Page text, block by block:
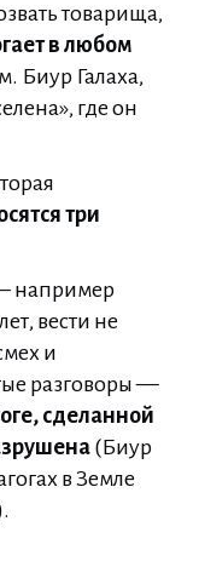
товарища,
в любом
Биур Галаха,
где он
три
например
вести не
и
разговоры —
сделанной
(Биур
в Земле